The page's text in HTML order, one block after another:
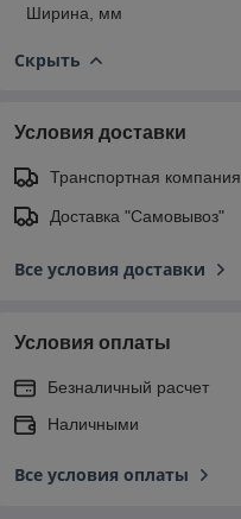
Ширина, мм
Скрыть
Условия доставки
Транспортная компания
Доставка "Самовывоз"
Все условия доставки
Условия оплаты
Безналичный расчет
Наличными
Все условия оплаты